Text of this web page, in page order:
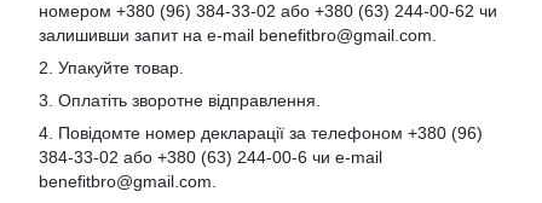
номером +380 (96) 384-33-02 або +380 (63) 244-00-62 чи
залишивши запит на e-mail benefitbro@gmail.com
2. Упакуйте товар.
3. Оплатіть зворотне відправлення.
4. Повідомте номер декларації за телефоном +380 (96)
384-33-02 або +380 (63) 244-00-6 чи e-mail
benefitbro@gmail.com